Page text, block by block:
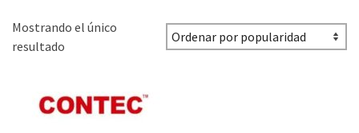
Mostrando el único
resultado